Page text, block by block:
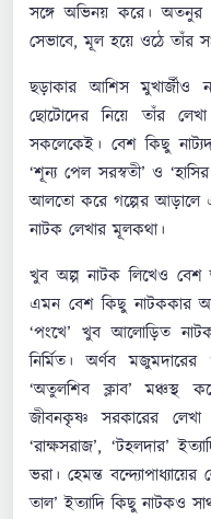
সঙ্গে অভিনয় করে। অতনুর
সেভাবে, মূল হয়ে ওঠে তাঁর
ছড়াকার আশিস মুখার্জীও
ছোটোদের নিয়ে তাঁর
সকলেকেই। বেশ কিছু
‘শূন্য পেল সরস্বতী’ ও
আলতো করে গল্পের আড়ালে
নাটক লেখার মূলকথা।
খুব অল্প নাটক লিখেও বেশ
এমন বেশ কিছু নাটককার
‘পংখে’ খুব আলোড়িত
নির্মিত। অর্ণব
‘অতুলশিব ক্লাব’ মঞ্চস্থ
জীবনকৃষ্ণ সরকারের লেখা
‘রাক্ষসরাজ’, ‘টহলদার’
ভরা। হেমন্ত বন্দ্যোপাধ্যায়ের
তাল’ ইত্যাদি কিছু নাটকও